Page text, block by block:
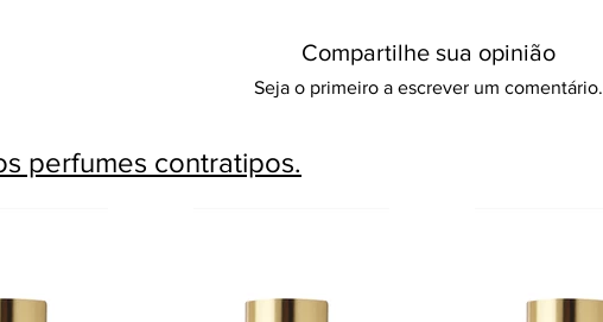
Compartilhe sua opinião
Seja o primeiro a escrever um comentário.
perfumes contratipos.